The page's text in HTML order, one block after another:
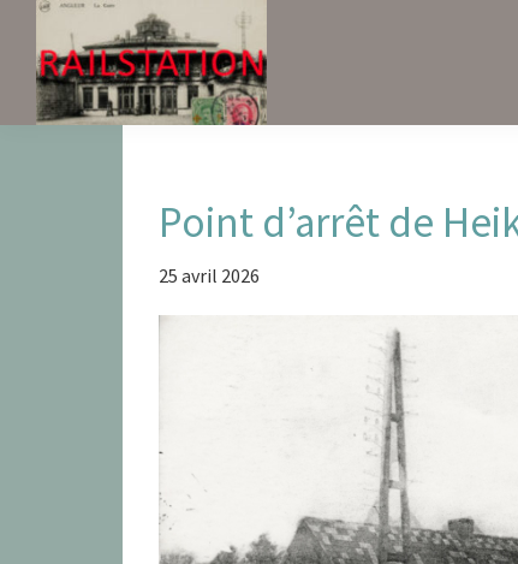
primary
navigation
main
content
primary
sidebar
Point d’arrêt de
25 avril 2026